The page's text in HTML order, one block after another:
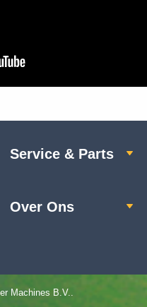
Service & Parts
Over Ons
Machines B.V..